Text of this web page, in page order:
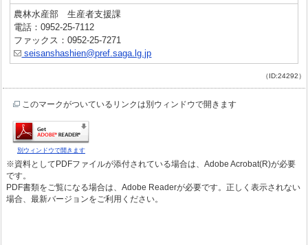
農林水産部 生産者支援課
電話：0952-25-7112
ファックス：0952-25-7271
seisanshashien@pref.saga.lg.jp
（ID:24292）
このマークがついているリンクは別ウィンドウで開きます
別ウィンドウで開きます
※資料としてPDFファイルが添付されている場合は、Adobe Acrobat(R)が必要
です。
PDF書類をご覧になる場合は、Adobe Readerが必要です。正しく表示されない
場合、最新バージョンをご利用ください。